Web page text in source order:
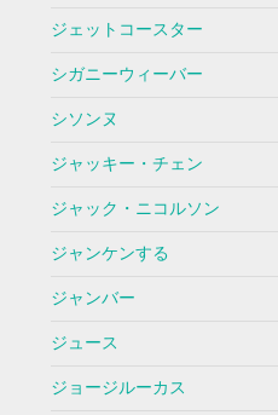
ジェットコースター
シガニーウィーバー
シソンヌ
ジャッキー・チェン
ジャック・ニコルソン
ジャンケンする
ジャンバー
ジュース
ジョージルーカス